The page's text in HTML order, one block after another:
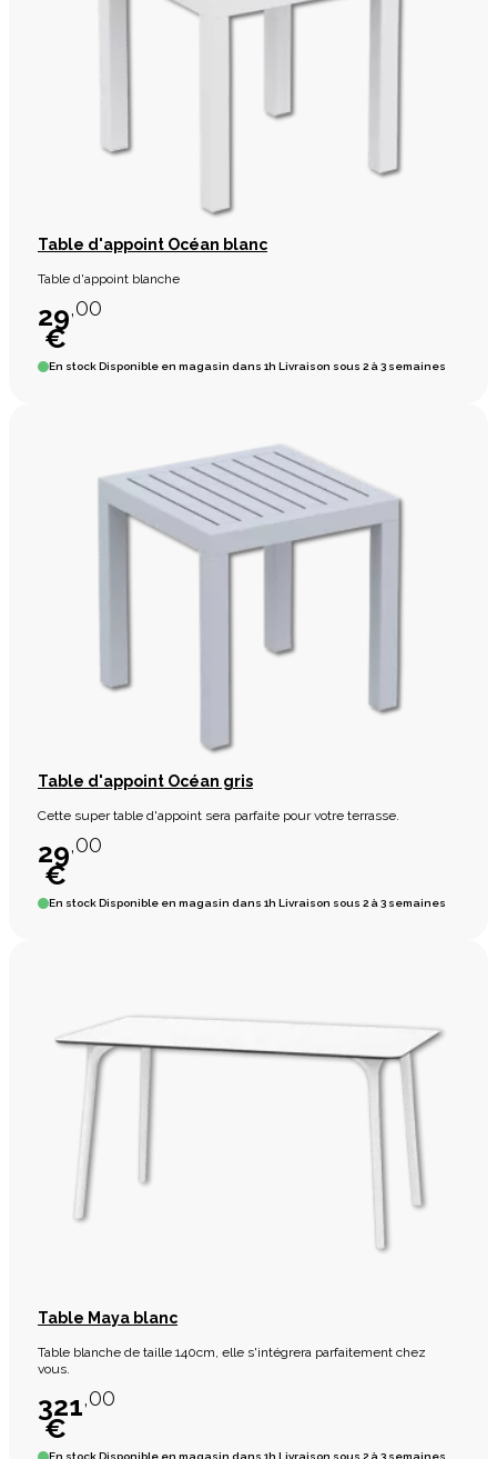
Table d'appoint Océan blanc
Table d'appoint blanche
29,00
€
En stockDisponible en magasin dans 1h Livraison sous 2 à 3 semaines
Table d'appoint Océan gris
Cette super table d'appoint sera parfaite pour votre terrasse.
29,00
€
En stockDisponible en magasin dans 1h Livraison sous 2 à 3 semaines
Table Maya blanc
Table blanche de taille 140cm, elle s'intégrera parfaitement chez
vous.
321,00
€
En stockDisponible en magasin dans 1h Livraison sous 2 à 3 semaines